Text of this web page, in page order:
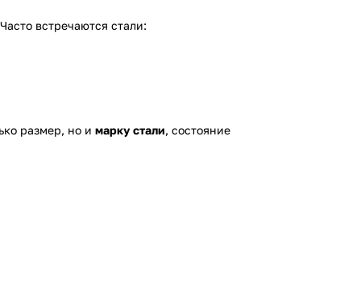
встречаются стали:
размер, но и марку стали, состояние